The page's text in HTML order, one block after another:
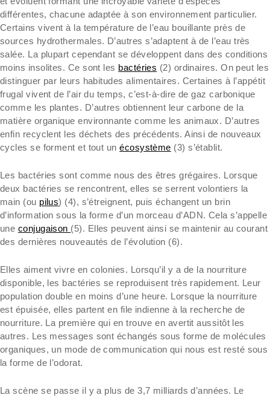
différentes, chacune adaptée à son environnement particulier.
Certains vivent à la température de l’eau bouillante près de
sources hydrothermales. D’autres s’adaptent à de l’eau très
salée. La plupart cependant se développent dans des conditions
moins insolites. Ce sont les bactéries (2) ordinaires. On peut les
distinguer par leurs habitudes alimentaires. Certaines à l’appétit
frugal vivent de l’air du temps, c’est-à-dire de gaz carbonique
comme les plantes. D’autres obtiennent leur carbone de la
matière organique environnante comme les animaux. D’autres
enfin recyclent les déchets des précédents. Ainsi de nouveaux
cycles se forment et tout unécosystème (3) s’établit.
Les bactéries sont comme nous des êtres grégaires. Lorsque
deux bactéries se rencontrent, elles se serrent volontiers la
main (ou pilus) (4), s’étreignent, puis échangent un brin
d’information sous la forme d’un morceau d’ADN. Cela s’appelle
une conjugaison (5). Elles peuvent ainsi se maintenir au courant
des dernières nouveautés de l’évolution (6).
Elles aiment vivre en colonies. Lorsqu’il y a de la nourriture
disponible, les bactéries se reproduisent très rapidement. Leur
population double en moins d’une heure. Lorsque la nourriture
est épuisée, elles partent en file indienne à la recherche de
nourriture. La première qui en trouve en avertit aussitôt les
autres. Les messages sont échangés sous forme de molécules
organiques, un mode de communication qui nous est resté sous
la forme de l’odorat.
La scène se passe il y a plus de 3,7 milliards d’années. Le